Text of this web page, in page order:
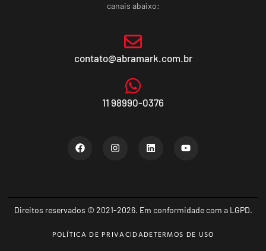
canais abaixo:
contato@abramark.com.br
11 98990-0376
Direitos reservados © 2021-2026. Em conformidade com a LGPD.
POLÍTICA DE PRIVACIDADETERMOS DE USO